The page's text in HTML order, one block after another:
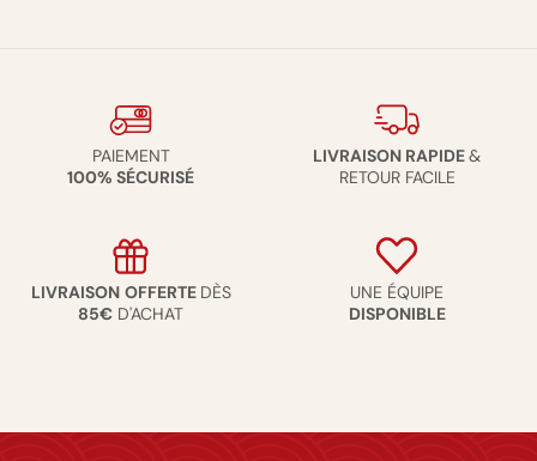
PAIEMENT
100% SÉCURISÉ
LIVRAISON RAPIDE&
RETOUR FACILE
LIVRAISON OFFERTE DÈS
85€ D'ACHAT
UNE ÉQUIPE
DISPONIBLE